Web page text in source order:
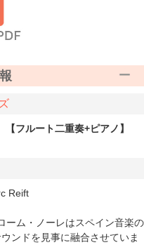
【フルート二重奏+ピアノ】
Reift
ーム・ノーレはスペイン音楽の
ンドを見事に融合させていま